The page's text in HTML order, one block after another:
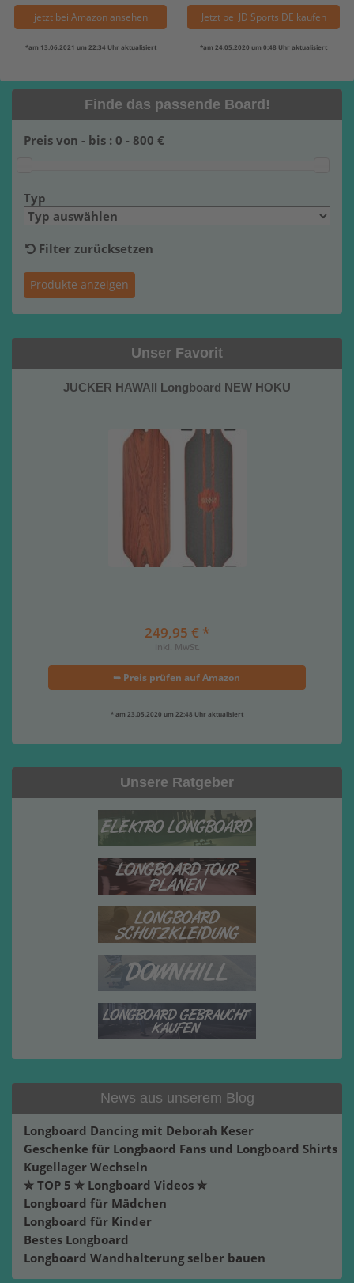
jetzt bei Amazon ansehen
*am 13.06.2021 um 22:34 Uhr aktualisiert
Jetzt bei JD Sports DE kaufen
*am 24.05.2020 um 0:48 Uhr aktualisiert
Finde das passende Board!
Preis von - bis : 0 - 800 €
Typ
Filter zurücksetzen
Unser Favorit
JUCKER HAWAII Longboard NEW HOKU
249,95 € *
inkl. MwSt.
➥ Preis prüfen auf Amazon
* am 23.05.2020 um 22:48 Uhr aktualisiert
Unsere Ratgeber
News aus unserem Blog
Longboard Dancing mit Deborah Keser
Geschenke für Longbaord Fans und Longboard Shirts
Kugellager Wechseln
✮ TOP 5 ✮ Longboard Videos ✮
Longboard für Mädchen
Longboard für Kinder
Bestes Longboard
Longboard Wandhalterung selber bauen